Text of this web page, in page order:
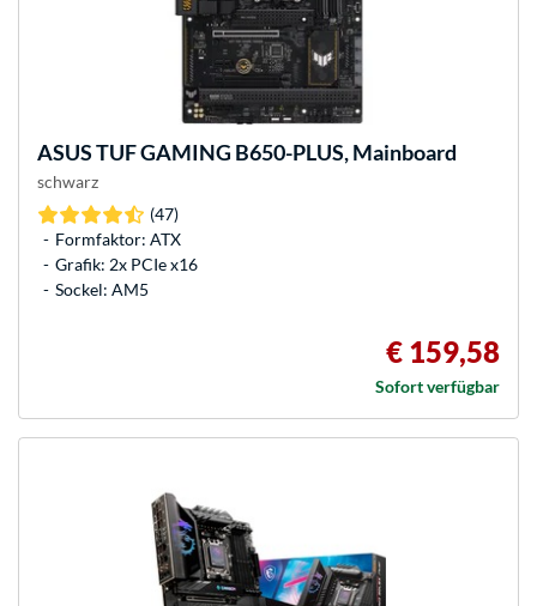
ASUSTUF GAMING B650-PLUS, Mainboard
schwarz
(47)
Formfaktor: ATX
Grafik: 2x PCIe x16
Sockel: AM5
€ 159,58
Sofort verfügbar